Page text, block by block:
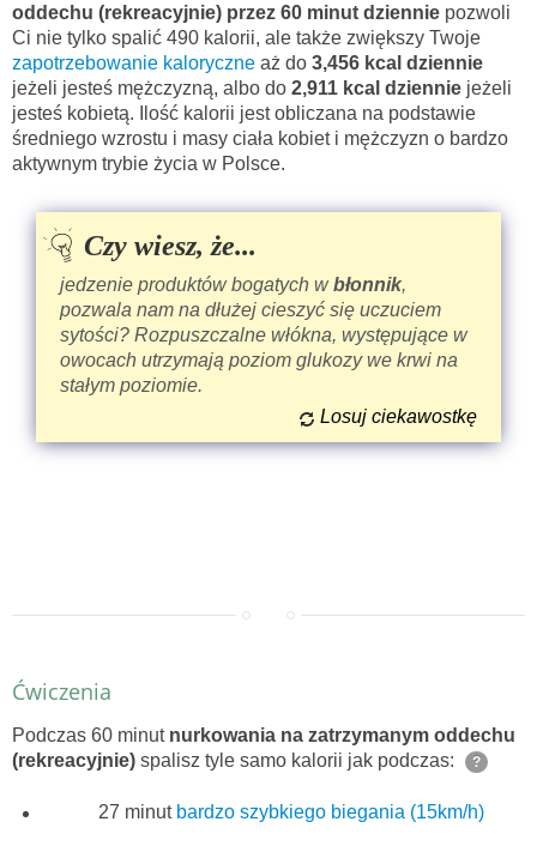
oddechu (rekreacyjnie) przez 60 minut dziennie pozwoli
Ci nie tylko spalić 490 kalorii, ale także zwiększy Twoje
zapotrzebowanie kaloryczne aż do 3,456 kcal dziennie
jeżeli jesteś mężczyzną, albo do 2,911 kcal dziennie jeżeli
jesteś kobietą. Ilość kalorii jest obliczana na podstawie
średniego wzrostu i masy ciała kobiet i mężczyzn o bardzo
aktywnym trybie życia w Polsce.
Czy wiesz, że...
jedzenie produktów bogatych wbłonnik,
pozwala nam na dłużej cieszyć się uczuciem
sytości? Rozpuszczalne włókna, występujące w
owocach utrzymają poziom glukozy we krwi na
stałym poziomie.
Losuj ciekawostkę
Ćwiczenia
Podczas 60 minut nurkowania na zatrzymanym oddechu
(rekreacyjnie) spalisz tyle samo kalorii jak podczas: ?
27 minut bardzo szybkiego biegania (15km/h)